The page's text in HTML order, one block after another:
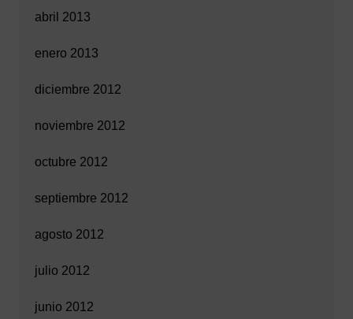
abril 2013
enero 2013
diciembre 2012
noviembre 2012
octubre 2012
septiembre 2012
agosto 2012
julio 2012
junio 2012